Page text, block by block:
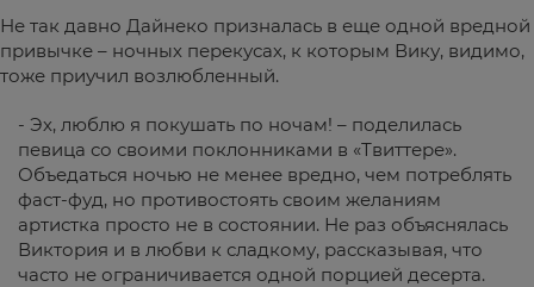
Не так давно Дайнеко призналась в еще одной вредной
привычке – ночных перекусах, к которым Вику, видимо,
тоже приучил возлюбленный.
- Эх, люблю я покушать по ночам! – поделилась
певица со своими поклонниками в «Твиттере».
Объедаться ночью не менее вредно, чем потреблять
фаст-фуд, но противостоять своим желаниям
артистка просто не в состоянии. Не раз объяснялась
Виктория и в любви к сладкому, рассказывая, что
часто не ограничивается одной порцией десерта.